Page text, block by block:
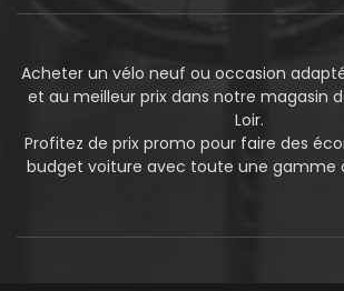
Acheter un vélo neuf ou occasion
et au meilleur prix dans notre magasin
Loir.
Profitez de prix promo pour faire des
budget voiture avec toute une gamme